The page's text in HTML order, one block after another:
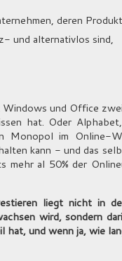
deren
und alternativlos sind,
Windows und Office
hat. Oder
Monopol im Online-
kann - und das
mehr al 50% der
liegt nicht in
wird, sondern
und wenn ja, wie